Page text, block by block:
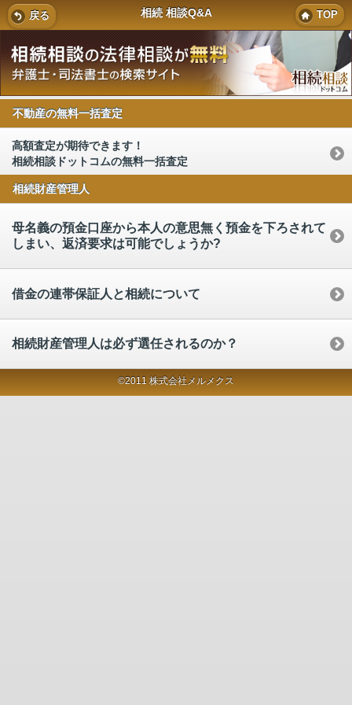
戻る 相続 相談Q&A TOP
不動産の無料一括査定
高額査定が期待できます！
相続相談ドットコムの無料一括査定
相続財産管理人
母名義の預金口座から本人の意思無く預金を下ろされて
しまい、返済要求は可能でしょうか?
借金の連帯保証人と相続について
相続財産管理人は必ず選任されるのか？
©2011 株式会社メルメクス